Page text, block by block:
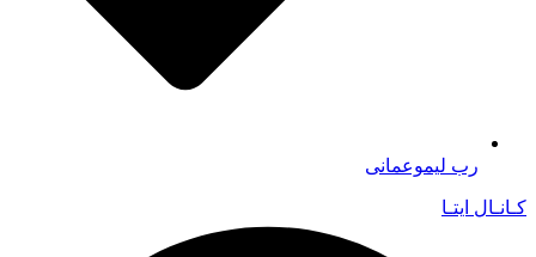
رب لیموعمانی
کـانـال ایتـا